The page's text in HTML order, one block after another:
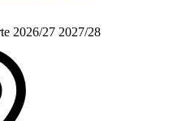
2026/27 2027/28